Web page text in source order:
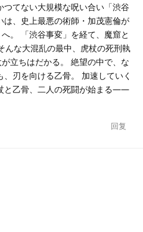
てない大規模な呪い合い「渋谷
、史上最悪の術師・加茂憲倫が
。 「渋谷事変」を経て、魔窟と
んな大混乱の最中、虎杖の死刑執
立ちはだかる。 絶望の中で、な
刃を向ける乙骨。 加速していく
と乙骨、二人の死闘が始まる——
回复